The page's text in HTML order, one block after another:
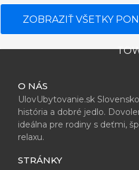
ZOBRAZIŤ VŠETKY
O NÁS
UlovUbytovanie.sk
história a dobré jedlo.
ideálna pre rodiny s deťmi,
relaxu.
STRÁNKY